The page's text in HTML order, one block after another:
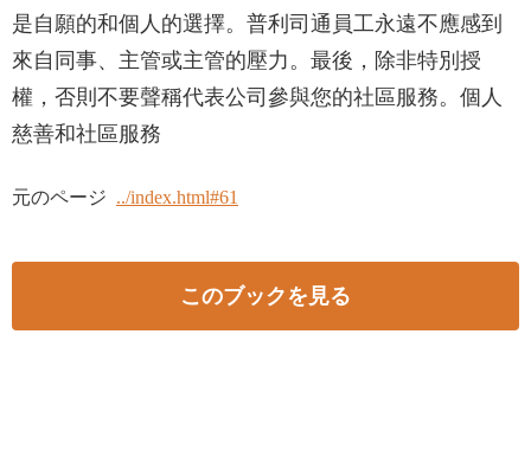
是自願的和個人的選擇。普利司通員工永遠不應感到
來自同事、主管或主管的壓力。最後，除非特別授
權，否則不要聲稱代表公司參與您的社區服務。個人
慈善和社區服務
元のページ ../index.html#61
このブックを見る